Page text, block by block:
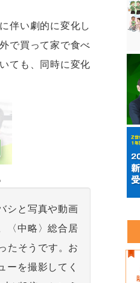
伴い劇的に変化し
で買って家で食べ
ても、同時に変化
シと写真や動画
〈中略〉総合居
たそうです。お
ーを撮影してく